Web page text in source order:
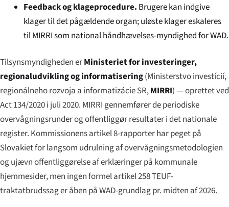
Feedback og klageprocedure. Brugere kan indgive
klager til det pågældende organ; uløste klager eskaleres
til MIRRI som national håndhævelses-myndighed for WAD.
Tilsynsmyndigheden erMinisteriet for investeringer,
regionaludvikling og informatisering(Ministerstvo investícií,
regionálneho rozvoja a informatizácie SR,MIRRI) — oprettet ved
Act 134/2020 i juli 2020. MIRRI gennemfører de periodiske
overvågningsrunder og offentliggør resultater i det nationale
register. Kommissionens artikel 8-rapporter har peget på
Slovakiet for langsom udrulning af overvågningsmetodologien
og ujævn offentliggørelse af erklæringer på kommunale
hjemmesider, men ingen formel artikel 258 TEUF-
traktatbrudssag er åben på WAD-grundlag pr. midten af 2026.